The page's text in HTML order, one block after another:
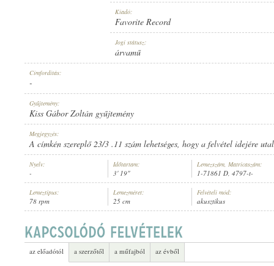
FAVORITE-ELITE-ORCHESTER
LEMEZSZÁM:
Kiadó:
Favorite Record
Jogi státusz:
árvamű
Címfordítás:
-
Gyűjtemény:
Kiss Gábor Zoltán gyűjtemény
Megjegyzés:
A címkén szereplő 23/3 .11 szám lehetséges, hogy a felvétel idejére
Nyelv:
-
Időtartam:
3' 19"
Lemezszám, Matricaszám:
1-71861 D, 4797-t-
Lemeztípus:
78 rpm
Lemezméret:
25 cm
Felvételi mód:
akusztikus
az előadótól a szerzőtől a műfajból az évből